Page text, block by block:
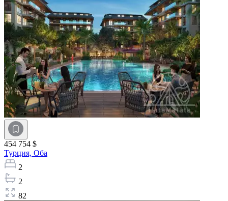
454 754 $
Турция, Оба
2
2
82